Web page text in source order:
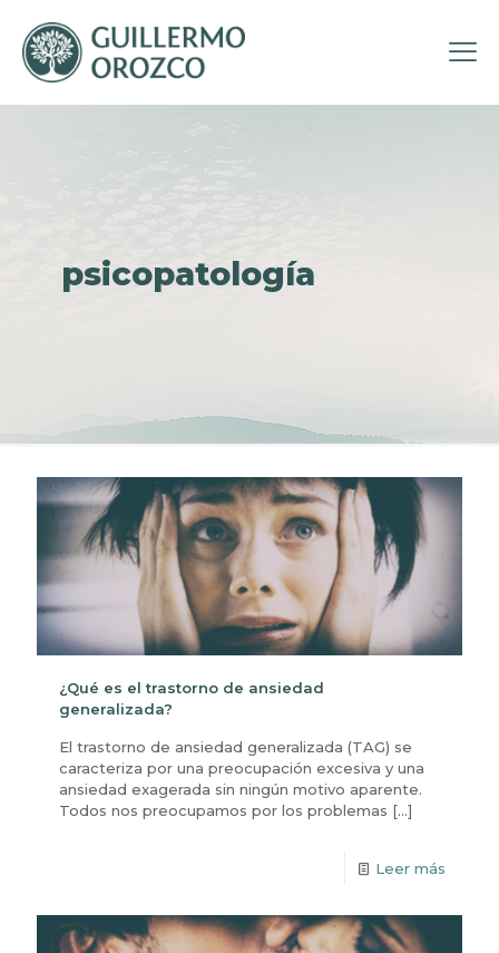
psicopatología
¿Qué es el trastorno de ansiedad
generalizada?
El trastorno de ansiedad generalizada (TAG) se
caracteriza por una preocupación excesiva y una
ansiedad exagerada sin ningún motivo aparente.
Todos nos preocupamos por los problemas […]
Leer más